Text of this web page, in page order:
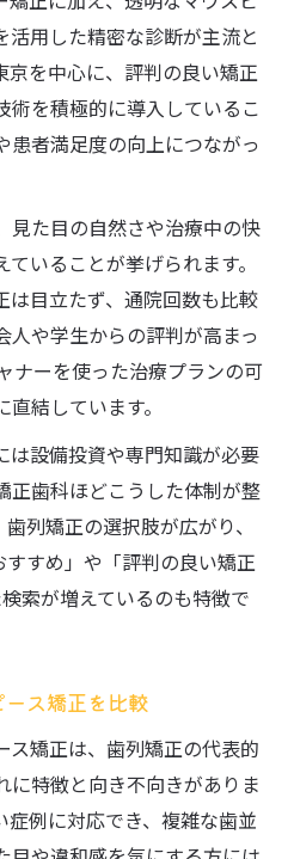
活用した精密な診断が主流と
京を中心に、評判の良い矯正
術を積極的に導入しているこ
患者満足度の向上につながっ
見た目の自然さや治療中の快
いることが挙げられます。
は目立たず、通院回数も比較
人や学生からの評判が高まっ
ナーを使った治療プランの可
結しています。
は設備投資や専門知識が必要
正歯科ほどこうした体制が整
列矯正の選択肢が広がり、
すすめ」や「評判の良い矯正
索が増えているのも特徴で
ス矯正を比較
ス矯正は、歯列矯正の代表的
に特徴と向き不向きがありま
症例に対応でき、複雑な歯並